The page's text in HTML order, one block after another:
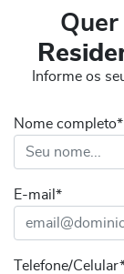
Informe os
Nome completo*
E-mail*
Telefone/